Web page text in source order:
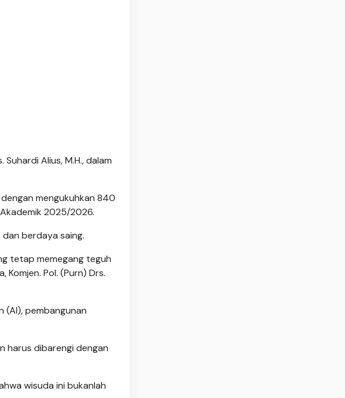
Alius, M.H., dalam
mengukuhkan 840
2025/2026.
berdaya saing.
tetap memegang teguh
Komjen. Pol. (Purn) Drs.
(AI), pembangunan
harus dibarengi dengan
wisuda ini bukanlah